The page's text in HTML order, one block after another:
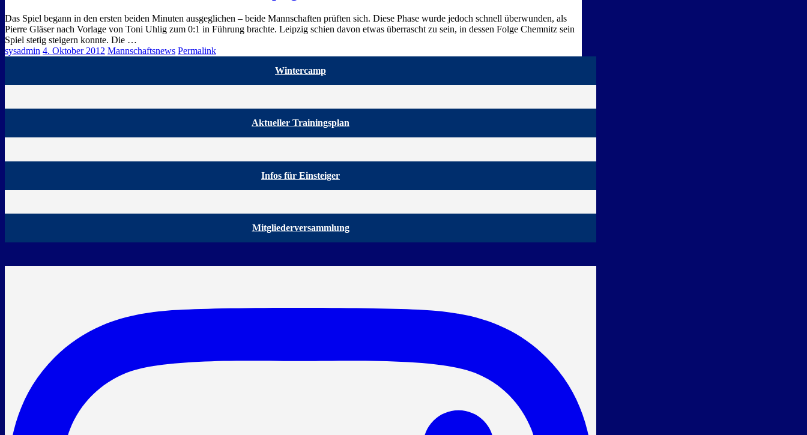
Das Spiel begann in den ersten beiden Minuten ausgeglichen – beide Mannschaften prüften sich. Diese Phase wurde jedoch schnell überwunden, als
Pierre Gläser nach Vorlage von Toni Uhlig zum 0:1 in Führung brachte. Leipzig schien davon etwas überrascht zu sein, in dessen Folge Chemnitz sein
Spiel stetig steigern konnte. Die …
sysadmin 4. Oktober 2012 Mannschaftsnews Permalink
Wintercamp
Aktueller Trainingsplan
Infos für Einsteiger
Mitgliederversammlung